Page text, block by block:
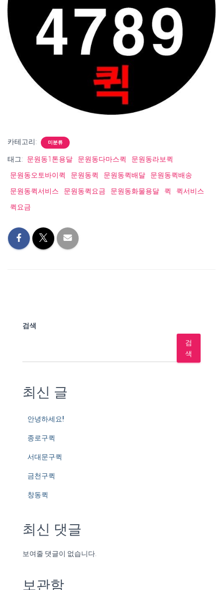
카테고리: 미분류
태그: 문원동1톤용달 문원동다마스퀵
문원동라보퀵
문원동오토바이퀵
문원동퀵 문원동퀵배달
문원동퀵배송
문원동퀵서비스
문원동퀵요금 문원동화물용달 퀵
퀵서비스
퀵요금
검색
검
색
최신 글
안녕하세요!
종로구퀵
서대문구퀵
금천구퀵
창동퀵
최신 댓글
보여줄 댓글이 없습니다.
보관함